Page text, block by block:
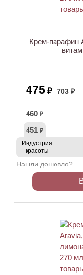
Крем-парафин
475 ₽ 703 ₽
460 ₽
451 ₽
Индустрия
красоты
Нашли дешевле?